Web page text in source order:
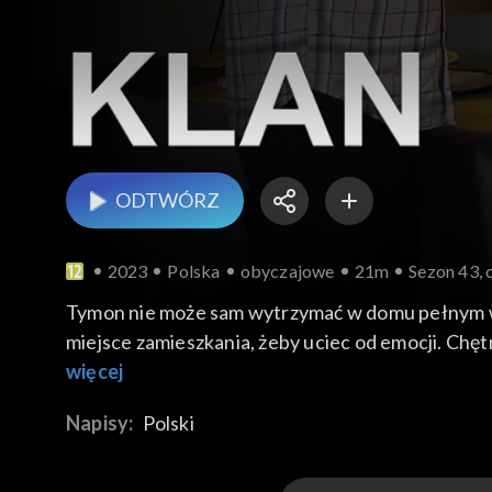
ODTWÓRZ
2023 Polska obyczajowe 21m Sezon 43,
Tymon nie może sam wytrzymać w domu
miejsce zamieszkania, żeby uciec od emocji.
Leopold dochodzą do smutnych wniosków, że
pracy dla niej w Elmedzie. Jerzy spóźnia się na
więcej
Napisy: Polski